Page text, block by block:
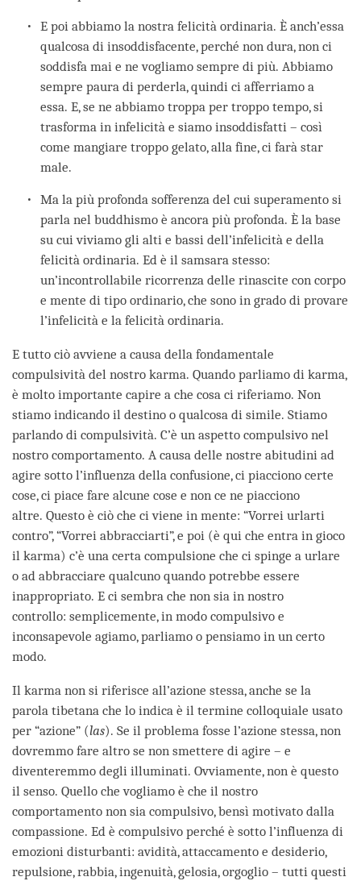
E poi abbiamo la nostra felicità ordinaria. È anch’essa
qualcosa di insoddisfacente, perché non dura, non ci
soddisfa mai e ne vogliamo sempre di più. Abbiamo
sempre paura di perderla, quindi ci afferriamo a
essa. E, se ne abbiamo troppa per troppo tempo, si
trasforma in infelicità e siamo insoddisfatti – così
come mangiare troppo gelato, alla fine, ci farà star
male.
Ma la più profonda sofferenza del cui superamento si
parla nel buddhismo è ancora più profonda. È la base
su cui viviamo gli alti e bassi dell’infelicità e della
felicità ordinaria. Ed è il samsara stesso:
un’incontrollabile ricorrenza delle rinascite con corpo
e mente di tipo ordinario, che sono in grado di provare
l’infelicità e la felicità ordinaria.
E tutto ciò avviene a causa della fondamentale
compulsività del nostro karma. Quando parliamo di karma,
è molto importante capire a che cosa ci riferiamo. Non
stiamo indicando il destino o qualcosa di simile. Stiamo
parlando di compulsività. C’è un aspetto compulsivo nel
nostro comportamento. A causa delle nostre abitudini ad
agire sotto l’influenza della confusione, ci piacciono certe
cose, ci piace fare alcune cose e non ce ne piacciono
altre. Questo è ciò che ci viene in mente: “Vorrei urlarti
contro”, “Vorrei abbracciarti”, e poi (è qui che entra in gioco
il karma) c’è una certa compulsione che ci spinge a urlare
o ad abbracciare qualcuno quando potrebbe essere
inappropriato. E ci sembra che non sia in nostro
controllo: semplicemente, in modo compulsivo e
inconsapevole agiamo, parliamo o pensiamo in un certo
modo.
Il karma non si riferisce all’azione stessa, anche se la
parola tibetana che lo indica è il termine colloquiale usato
per “azione” (las). Se il problema fosse l’azione stessa, non
dovremmo fare altro se non smettere di agire – e
diventeremmo degli illuminati. Ovviamente, non è questo
il senso. Quello che vogliamo è che il nostro
comportamento non sia compulsivo, bensì motivato dalla
compassione. Ed è compulsivo perché è sotto l’influenza di
emozioni disturbanti: avidità, attaccamento e desiderio,
repulsione, rabbia, ingenuità, gelosia, orgoglio – tutti questi